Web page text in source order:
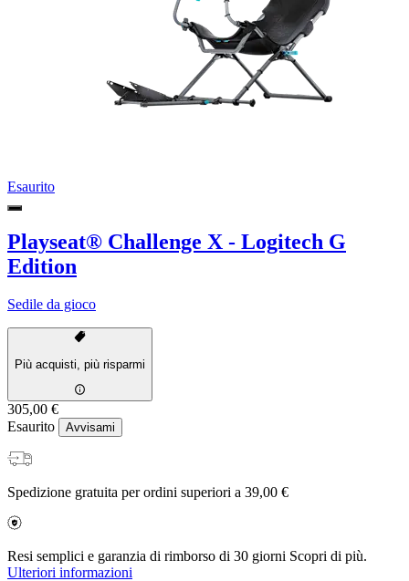
Esaurito
Playseat® Challenge X - Logitech G
Edition
Sedile da gioco
Più acquisti, più risparmi
305,00 €
Esaurito
Avvisami
Spedizione gratuita per ordini superiori a 39,00 €
Resi semplici e garanzia di rimborso di 30 giorni Scopri di più.
Ulteriori informazioni